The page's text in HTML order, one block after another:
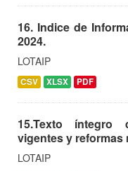
16. Indice de
2024.
LOTAIP
CSV XLSX PDF
15.Texto
vigentes y reformas
LOTAIP